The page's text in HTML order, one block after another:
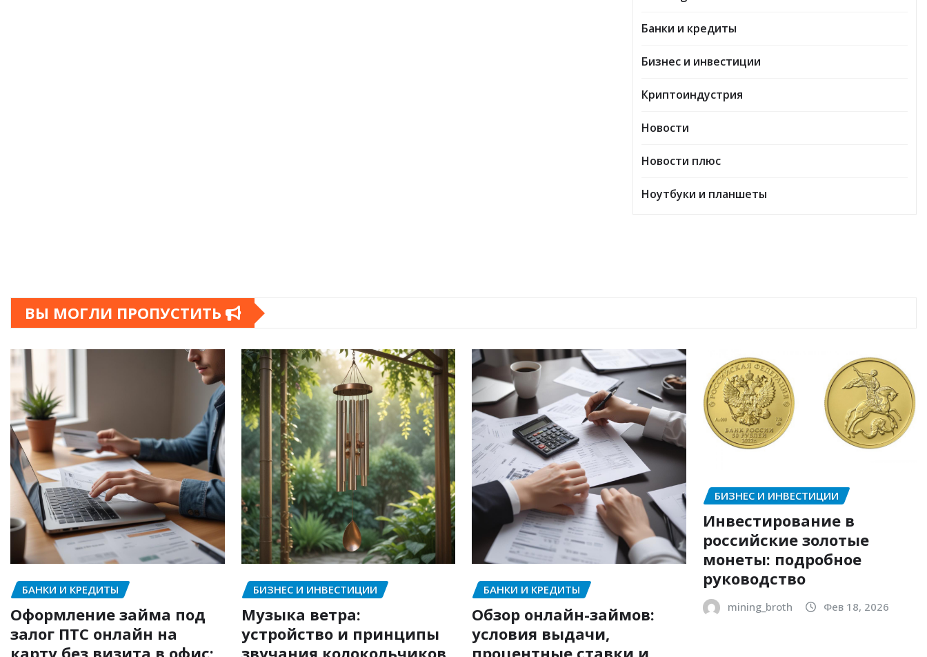
Банки и кредиты
Бизнес и инвестиции
Криптоиндустрия
Новости
Новости плюс
Ноутбуки и планшеты
ВЫ МОГЛИ ПРОПУСТИТЬ
БАНКИ И КРЕДИТЫ
Оформление займа под
залог ПТС онлайн на
БИЗНЕС И ИНВЕСТИЦИИ
Музыка ветра:
устройство и принципы
БАНКИ И КРЕДИТЫ
Обзор онлайн-займов:
условия выдачи,
БИЗНЕС И ИНВЕСТИЦИИ
Инвестирование в
российские золотые
монеты: подробное
руководство
mining_broth Фев 18, 2026